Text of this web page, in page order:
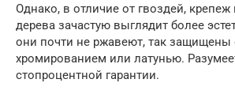
Однако, в отличие от гвоздей,
дерева зачастую выглядит более
они почти не ржавеют, так защищены
хромированием или латунью.
стопроцентной гарантии.